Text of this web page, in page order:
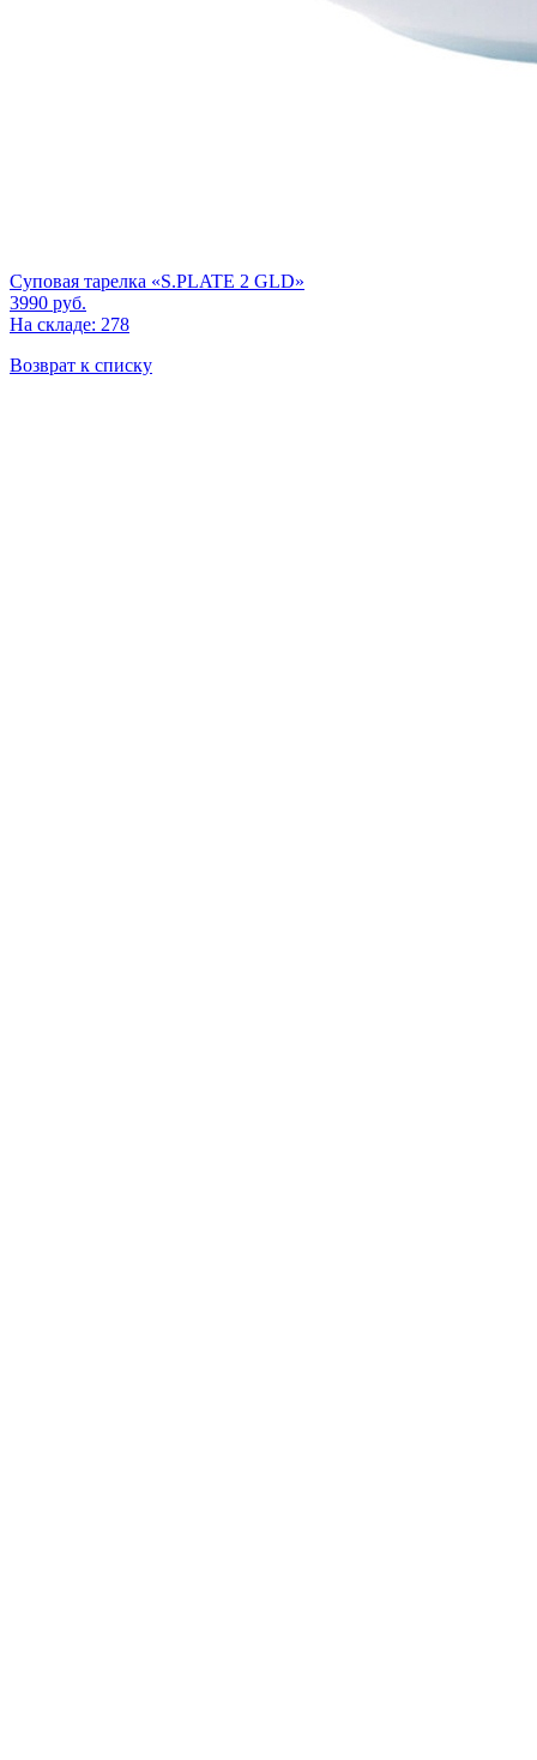
Суповая тарелка «S.PLATE 2 GLD»
3990 руб.
На складе: 278
Возврат к списку